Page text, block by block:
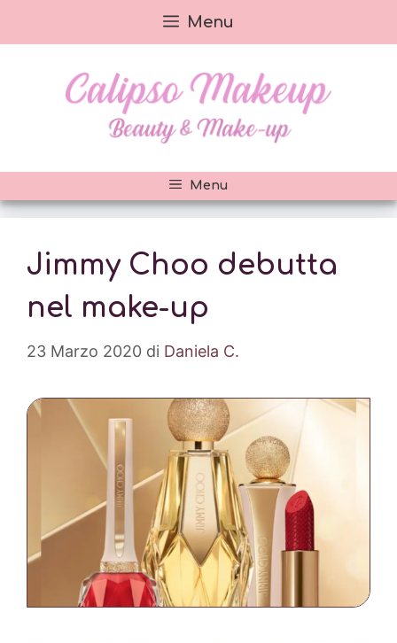
al
Menu
Menu
Jimmy Choo debutta
nel make-up
23 Marzo 2020 di Daniela C.